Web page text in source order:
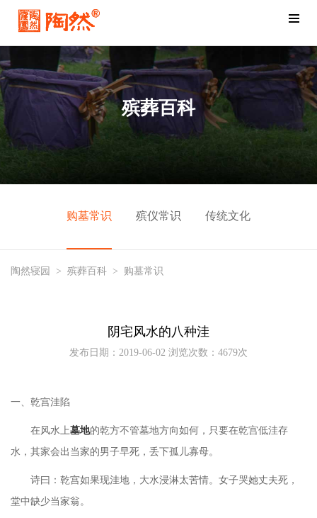
殡葬百科
购墓常识 殡仪常识 传统文化
陶然寝园 > 殡葬百科 > 购墓常识
阴宅风水的八种洼
发布日期：2019-06-02 浏览次数：4679次
一、乾宫洼陷
在风水上墓地的乾方不管墓地方向如何，只要在乾宫低洼存
水，其家会出当家的男子早死，丢下孤儿寡母。
诗曰：乾宫如果现洼地，大水浸淋太苦情。女子哭她丈夫死，
堂中缺少当家翁。